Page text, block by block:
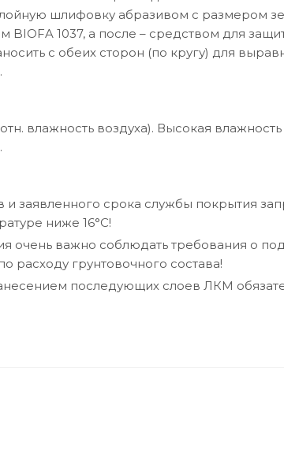
шлифовку абразивом с размером
1037, а после – средством для
с обеих сторон (по кругу) для
влажность воздуха). Высокая
заявленного срока службы покрытия
ниже 16°C!
очень важно соблюдать требования о
грунтовочного состава!
последующих слоев ЛКМ